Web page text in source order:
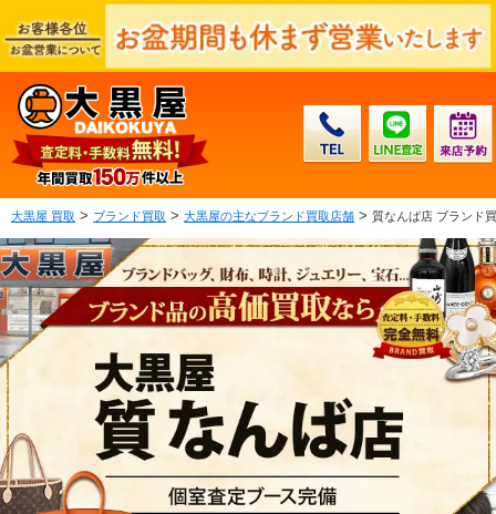
大黒屋 買取 > ブランド買取 > 大黒屋の主なブランド買取店舗 > 質なんば店 ブランド